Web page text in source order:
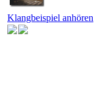
Klangbeispiel anhören